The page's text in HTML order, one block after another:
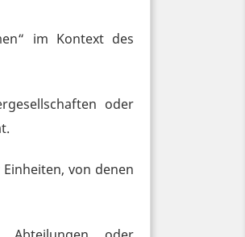
im Kontext des
oder
von denen